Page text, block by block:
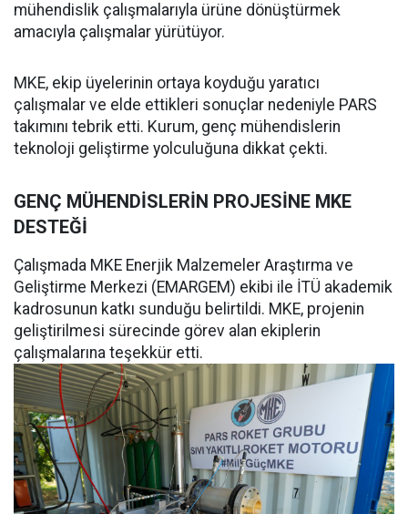
mühendislik çalışmalarıyla ürüne dönüştürmek
amacıyla çalışmalar yürütüyor.
MKE, ekip üyelerinin ortaya koyduğu yaratıcı
çalışmalar ve elde ettikleri sonuçlar nedeniyle PARS​​​​​​​
takımını tebrik etti. Kurum, genç mühendislerin
teknoloji geliştirme yolculuğuna dikkat çekti.
GENÇ MÜHENDİSLERİN PROJESİNE MKE
DESTEĞİ
Çalışmada MKE Enerjik Malzemeler Araştırma ve
Geliştirme Merkezi (EMARGEM) ekibi ile İTÜ akademik
kadrosunun katkı sunduğu belirtildi. MKE, projenin
geliştirilmesi sürecinde görev alan ekiplerin
çalışmalarına teşekkür etti.